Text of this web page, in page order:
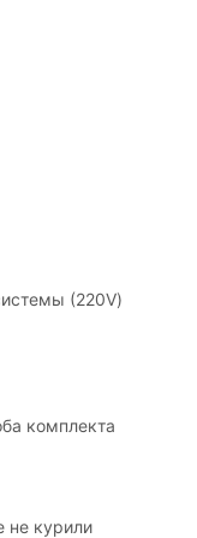
(220V)
комплекта
не курили